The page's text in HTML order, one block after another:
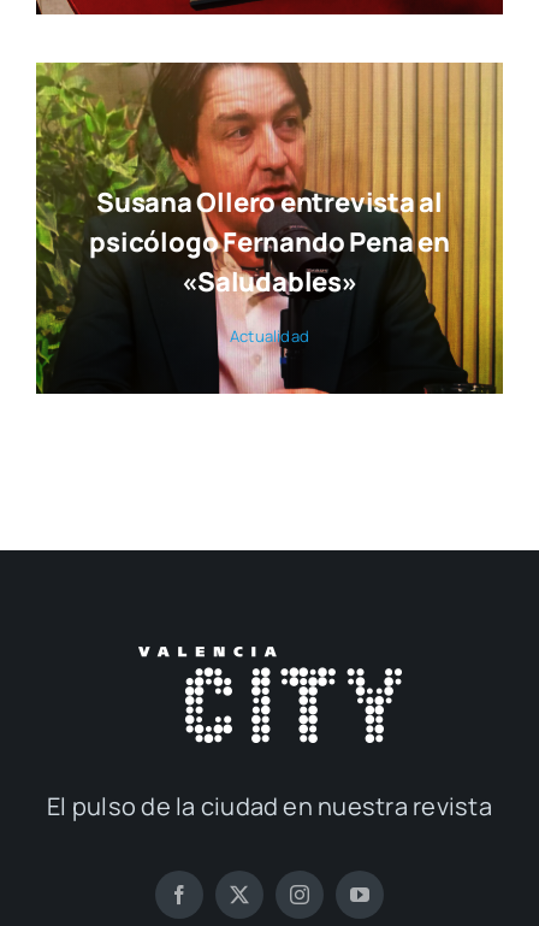
Susana Ollero entrevista al
psicólogo Fernando Pena en
«Saludables»
Actua­li­dad
El pul­so de la ciu­dad en nues­tra revis­ta